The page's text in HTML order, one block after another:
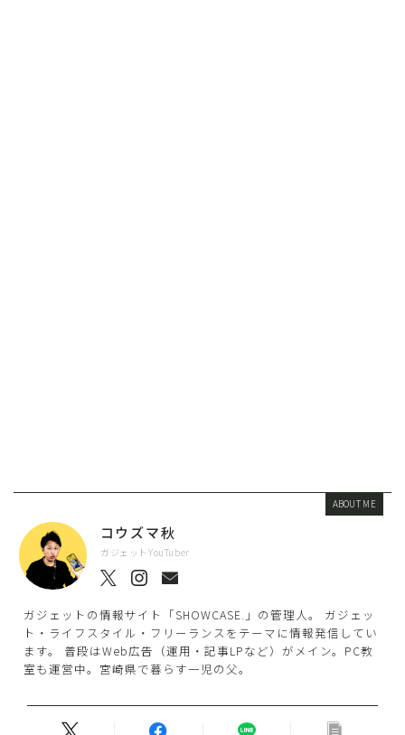
ABOUT ME
コウズマ秋
ガジェットYouTuber
ガジェットの情報サイト「SHOWCASE.」の管理人。 ガジェッ
ト・ライフスタイル・フリーランスをテーマに情報発信してい
ます。 普段はWeb広告（運用・記事LPなど）がメイン。PC教
室も運営中。宮崎県で暮らす一児の父。